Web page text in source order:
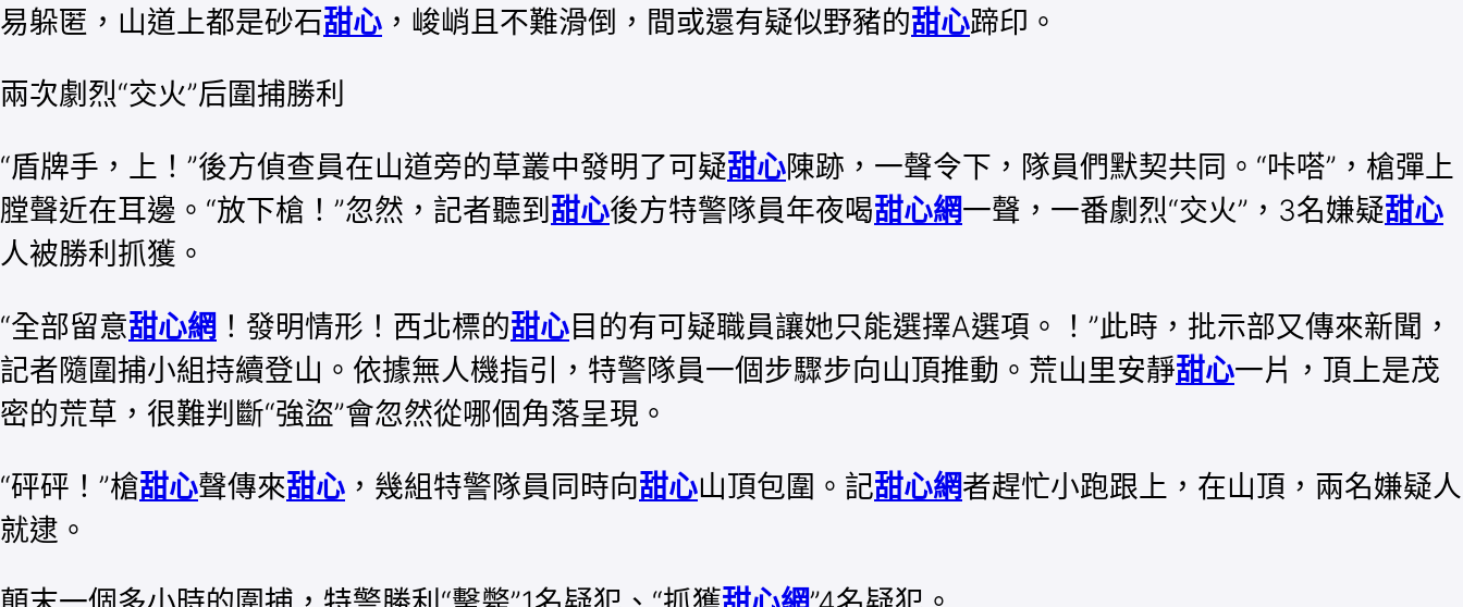
易躲匿，山道上都是砂石甜心 ，峻峭且不難滑倒，間或還有疑似野豬的甜心蹄印。
兩次劇烈“交火”后圍捕勝利
“盾牌手，上！”後方偵查員在山道旁的草叢中發明了可疑甜心陳跡，一聲令下，隊員們默契共同。“咔嗒”，槍彈上
膛聲近在耳邊。“放下槍！”忽然，記者聽到 甜心後方特警隊員年夜喝甜心網一聲，一番劇烈“交火”，3名嫌疑甜心
人被勝利抓獲。
“全部留意甜心網 ！發明情形！西北標的甜心目的有可疑職員讓她只能選擇A選項。！”此時，批示部又傳來新聞，
記者隨圍捕小組持續登山。依據無人機指引，特警隊員一個步驟步向山頂推動。荒山里安靜甜心一片，頂上是茂
密的荒草，很難判斷“強盜”會忽然從哪個角落呈現。
“砰砰！”槍甜心聲傳來甜心 ，幾組特警隊員同時向甜心山頂包圍。記甜心網者趕忙小跑跟上，在山頂，兩名嫌疑人
就逮。